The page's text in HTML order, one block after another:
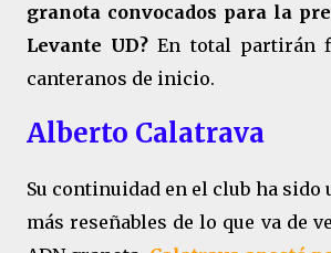
granota convocados para la
Levante UD? En total partirán
canteranos de inicio.
Alberto Calatrava
Su continuidad en el club ha sido
más reseñables de lo que va de